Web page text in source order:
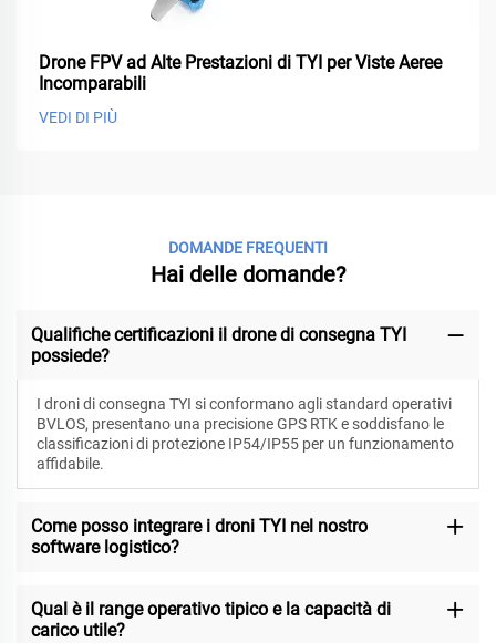
Drone FPV ad Alte Prestazioni di TYI per Viste Aeree
Incomparabili
VEDI DI PIÙ
DOMANDE FREQUENTI
Hai delle domande?
Qualifiche certificazioni il drone di consegna TYI
possiede?
I droni di consegna TYI si conformano agli standard operativi
BVLOS, presentano una precisione GPS RTK e soddisfano le
classificazioni di protezione IP54/IP55 per un funzionamento
affidabile.
Come posso integrare i droni TYI nel nostro
software logistico?
Qual è il range operativo tipico e la capacità di
carico utile?